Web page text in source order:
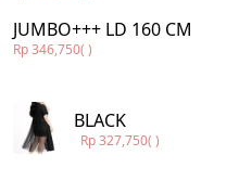
JUMBO+++ LD 160 CM
Rp 346,750( )
BLACK
Rp 327,750( )